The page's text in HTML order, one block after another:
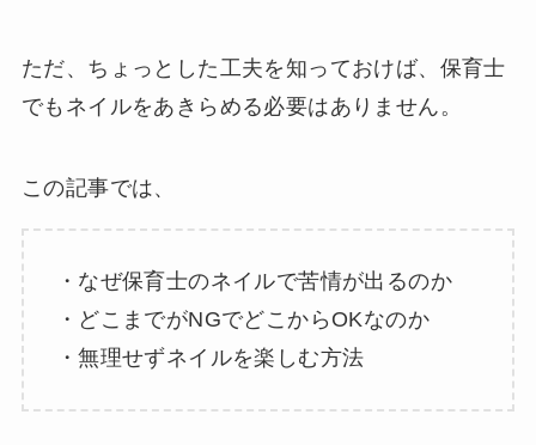
ただ、ちょっとした工夫を知っておけば、保育士
でもネイルをあきらめる必要はありません。
この記事では、
・なぜ保育士のネイルで苦情が出るのか
・どこまでがNGでどこからOKなのか
・無理せずネイルを楽しむ方法